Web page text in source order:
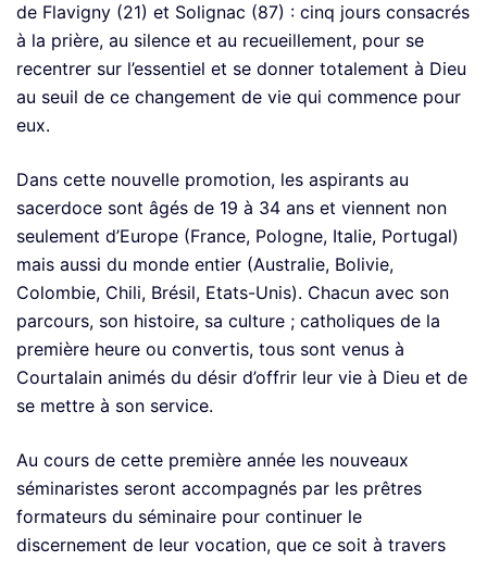
de Flavigny (21) et Solignac (87) : cinq jours consacrés
à la prière, au silence et au recueillement, pour se
recentrer sur l’essentiel et se donner totalement à Dieu
au seuil de ce changement de vie qui commence pour
eux.
Dans cette nouvelle promotion, les aspirants au
sacerdoce sont âgés de 19 à 34 ans et viennent non
seulement d’Europe (France, Pologne, Italie, Portugal)
mais aussi du monde entier (Australie, Bolivie,
Colombie, Chili, Brésil, Etats-Unis). Chacun avec son
parcours, son histoire, sa culture ; catholiques de la
première heure ou convertis, tous sont venus à
Courtalain animés du désir d’offrir leur vie à Dieu et de
se mettre à son service.
Au cours de cette première année les nouveaux
séminaristes seront accompagnés par les prêtres
formateurs du séminaire pour continuer le
discernement de leur vocation, que ce soit à travers